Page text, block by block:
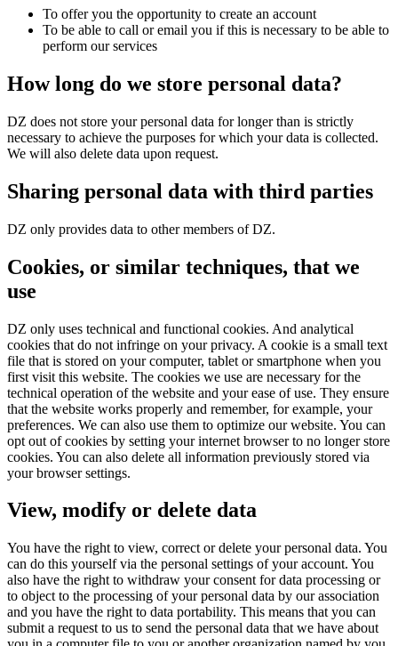
To offer you the opportunity to create an account
To be able to call or email you if this is necessary to be able to
perform our services
How long do we store personal data?
DZ does not store your personal data for longer than is strictly
necessary to achieve the purposes for which your data is collected.
We will also delete data upon request.
Sharing personal data with third parties
DZ only provides data to other members of DZ.
Cookies, or similar techniques, that we
use
DZ only uses technical and functional cookies. And analytical
cookies that do not infringe on your privacy. A cookie is a small text
file that is stored on your computer, tablet or smartphone when you
first visit this website. The cookies we use are necessary for the
technical operation of the website and your ease of use. They ensure
that the website works properly and remember, for example, your
preferences. We can also use them to optimize our website. You can
opt out of cookies by setting your internet browser to no longer store
cookies. You can also delete all information previously stored via
your browser settings.
View, modify or delete data
You have the right to view, correct or delete your personal data. You
can do this yourself via the personal settings of your account. You
also have the right to withdraw your consent for data processing or
to object to the processing of your personal data by our association
and you have the right to data portability. This means that you can
submit a request to us to send the personal data that we have about